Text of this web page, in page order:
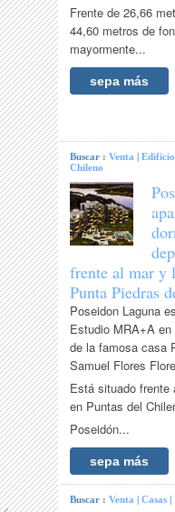
Frente de 26,66
44,60 metros de
mayormente...
sepa más
Buscar :Venta |
Chileno
frente al mar y
Punta Piedras
Poseidon Laguna
Estudio MRA+A
de la famosa casa
Samuel Flores
Está situado frente
en Puntas del
Poseidón...
sepa más
Buscar :Venta |Casas |